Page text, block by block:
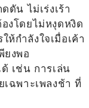
ดัน ไม่เร่งเร้า
งโดยไม่หงุดหงิด
กำลังใจเมื่อเค้า
ยงพอ
เช่น การเล่น
ฉพาะเพลงช้า ที่